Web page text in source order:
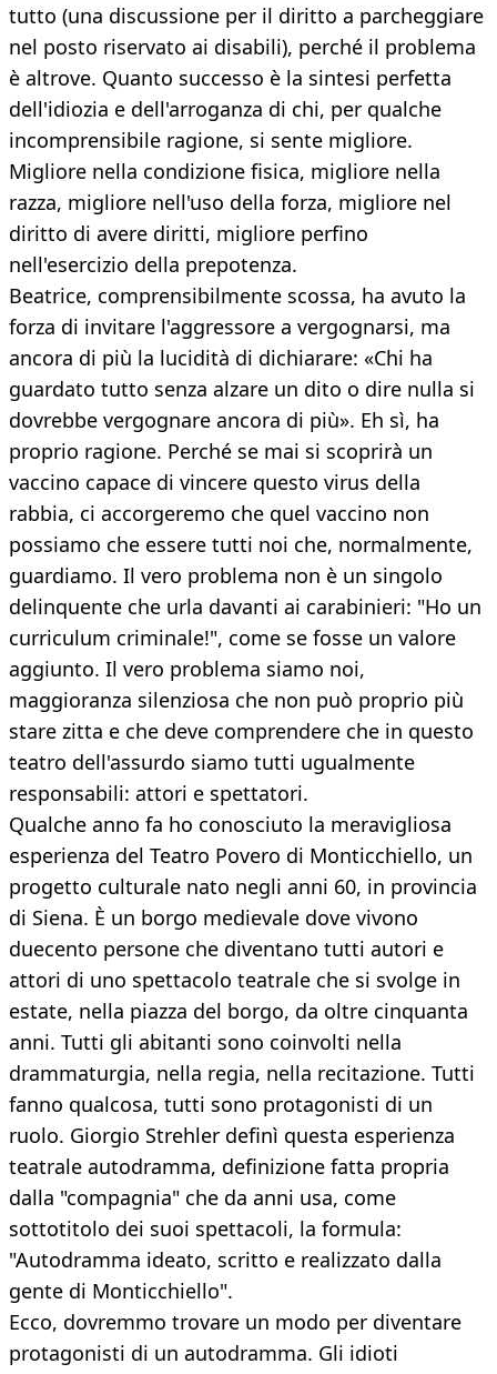
tutto (una discussione per il diritto a parcheggiare
nel posto riservato ai disabili), perché il problema
è altrove. Quanto successo è la sintesi perfetta
dell'idiozia e dell'arroganza di chi, per qualche
incomprensibile ragione, si sente migliore.
Migliore nella condizione fisica, migliore nella
razza, migliore nell'uso della forza, migliore nel
diritto di avere diritti, migliore perfino
nell'esercizio della prepotenza.
Beatrice, comprensibilmente scossa, ha avuto la
forza di invitare l'aggressore a vergognarsi, ma
ancora di più la lucidità di dichiarare: «Chi ha
guardato tutto senza alzare un dito o dire nulla si
dovrebbe vergognare ancora di più». Eh sì, ha
proprio ragione. Perché se mai si scoprirà un
vaccino capace di vincere questo virus della
rabbia, ci accorgeremo che quel vaccino non
possiamo che essere tutti noi che, normalmente,
guardiamo. Il vero problema non è un singolo
delinquente che urla davanti ai carabinieri: "Ho un
curriculum criminale!", come se fosse un valore
aggiunto. Il vero problema siamo noi,
maggioranza silenziosa che non può proprio più
stare zitta e che deve comprendere che in questo
teatro dell'assurdo siamo tutti ugualmente
responsabili: attori e spettatori.
Qualche anno fa ho conosciuto la meravigliosa
esperienza del Teatro Povero di Monticchiello, un
progetto culturale nato negli anni 60, in provincia
di Siena. È un borgo medievale dove vivono
duecento persone che diventano tutti autori e
attori di uno spettacolo teatrale che si svolge in
estate, nella piazza del borgo, da oltre cinquanta
anni. Tutti gli abitanti sono coinvolti nella
drammaturgia, nella regia, nella recitazione. Tutti
fanno qualcosa, tutti sono protagonisti di un
ruolo. Giorgio Strehler definì questa esperienza
teatrale autodramma, definizione fatta propria
dalla "compagnia" che da anni usa, come
sottotitolo dei suoi spettacoli, la formula:
"Autodramma ideato, scritto e realizzato dalla
gente di Monticchiello".
Ecco, dovremmo trovare un modo per diventare
protagonisti di un autodramma. Gli idioti